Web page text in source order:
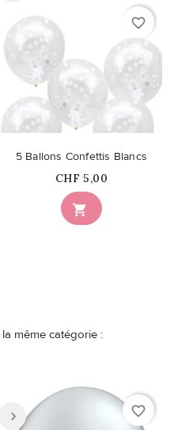
favorite_border

5 Ballons Confettis Blancs
Prix
CHF 5,00
même catégorie :
favorite_border